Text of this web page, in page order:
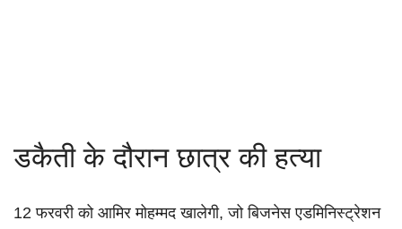
डकैती के दौरान छात्र की हत्या
12 फरवरी को आमिर मोहम्मद खालेगी, जो बिजनेस एडमिनिस्ट्रेशन